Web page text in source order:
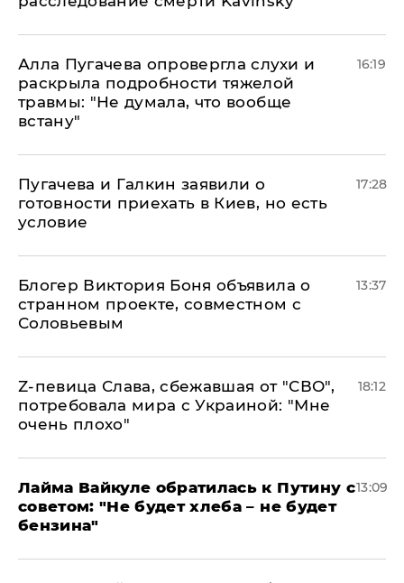
Алла Пугачева опровергла слухи и
раскрыла подробности тяжелой
травмы: "Не думала, что вообще
встану"
16:19
Пугачева и Галкин заявили о
готовности приехать в Киев, но есть
условие
17:28
Блогер Виктория Боня объявила о
странном проекте, совместном с
Соловьевым
13:37
Z-певица Слава, сбежавшая от "СВО",
потребовала мира с Украиной: "Мне
очень плохо"
18:12
Лайма Вайкуле обратилась к Путину с
советом: "Не будет хлеба – не будет
бензина"
13:09